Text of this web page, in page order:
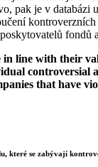
pak je v
fondů
line with their
controversial
that have
které se zabývají